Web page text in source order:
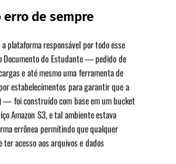
erro de sempre
plataforma responsável por todo esse
Documento do Estudante — pedido de
e até mesmo uma ferramenta de
estabelecimentos para garantir que a
— foi construído com base em um bucket
Amazon S3, e tal ambiente estava
errônea permitindo que qualquer
acesso aos arquivos e dados